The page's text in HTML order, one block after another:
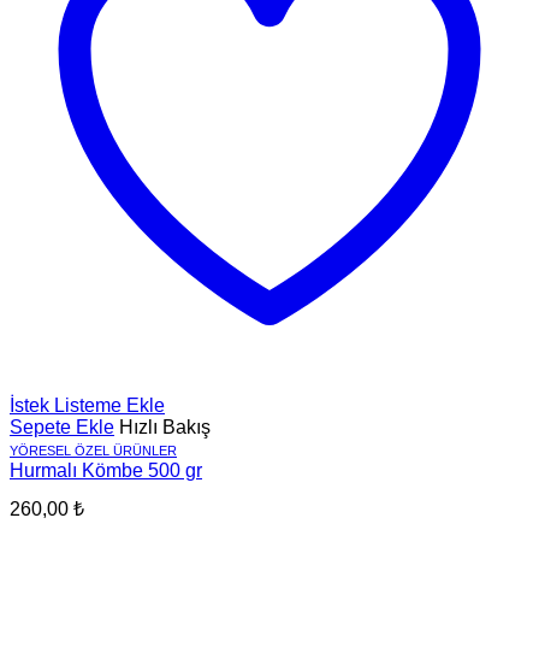
İstek Listeme Ekle
Sepete Ekle Hızlı Bakış
YÖRESEL ÖZEL ÜRÜNLER
Hurmalı Kömbe 500 gr
260,00 ₺